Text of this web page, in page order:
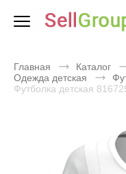
Главная Каталог
Одежда детская
Футболка детская